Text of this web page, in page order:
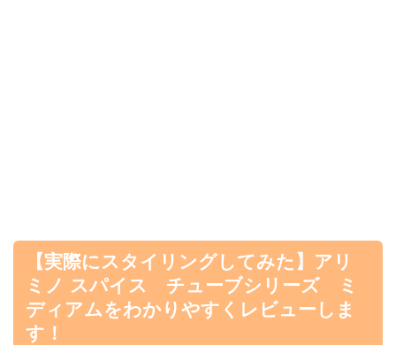
【実際にスタイリングしてみた】アリ
ミノ スパイス チューブシリーズ ミ
ディアムをわかりやすくレビューしま
す！